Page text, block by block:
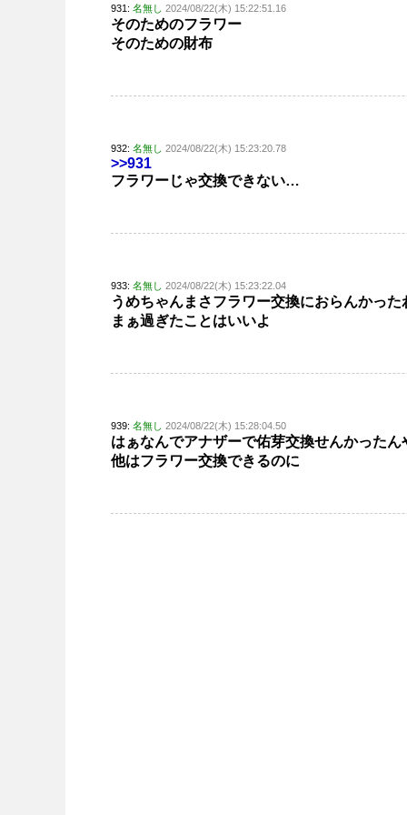
931: 名無し 2024/08/22(木) 15:22:51.16
そのためのフラワー
そのための財布
932: 名無し 2024/08/22(木) 15:23:20.78
>>931
フラワーじゃ交換できない…
933: 名無し 2024/08/22(木) 15:23:22.04
うめちゃんまさフラワー交換におらんかった
まぁ過ぎたことはいいよ
939: 名無し 2024/08/22(木) 15:28:04.50
はぁなんでアナザーで佑芽交換せんかったん
他はフラワー交換できるのに